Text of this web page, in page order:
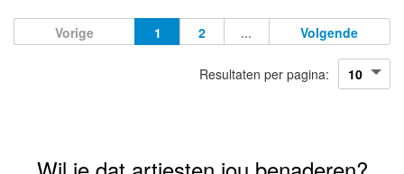
Vorige 1 2 ... Volgende
Resultaten per pagina: